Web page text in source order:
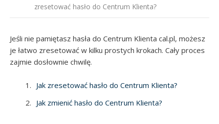
zresetować hasło do Centrum Klienta?
Jeśli nie pamiętasz hasła do Centrum Klienta cal.pl, możesz
je łatwo zresetować w kilku prostych krokach. Cały proces
zajmie dosłownie chwilę.
Jak zresetować hasło do Centrum Klienta?
Jak zmienić hasło do Centrum Klienta?